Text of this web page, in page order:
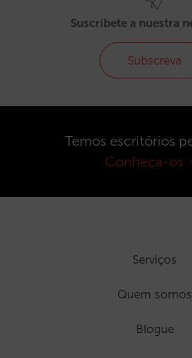
Suscríbete a nuestra
Subscreva
Temos escritórios
Conheça-os
Serviços
Quem somos
Blogue